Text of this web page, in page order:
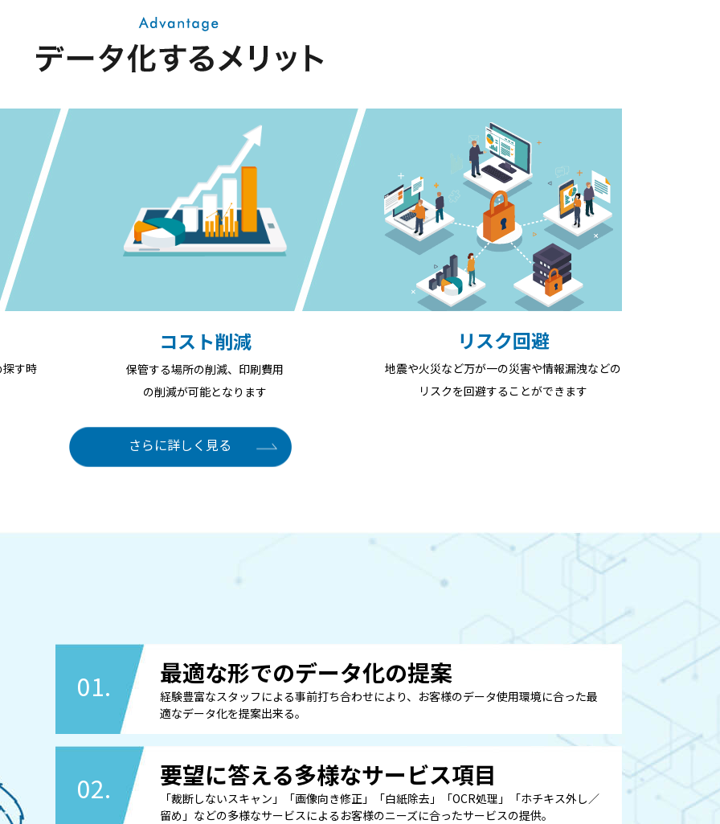
す時
コスト削減
保管する場所の削減、印刷費用
の削減が可能となります
リスク回避
地震や火災など万が一の災害や情報漏洩などの
リスクを回避することができます
さらに詳しく見る
01. 最適な形でのデータ化の提案
経験豊富なスタッフによる事前打ち合わせにより、お客様のデータ使用環境に合った最
適なデータ化を提案出来る。
02. 要望に答える多様なサービス項目
「裁断しないスキャン」「画像向き修正」「白紙除去」「OCR処理」「ホチキス外し／
留め」などの多様なサービスによるお客様のニーズに合ったサービスの提供。